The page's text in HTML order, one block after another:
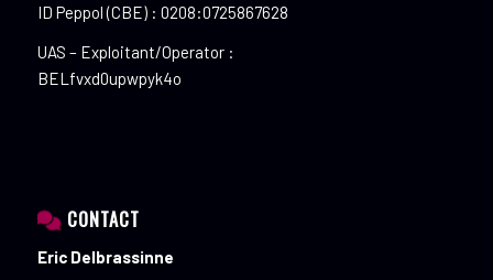
ID Peppol (CBE) : 0208:0725867628
UAS – Exploitant/Operator :
BELfvxd0upwpyk4o
CONTACT
Eric Delbrassinne